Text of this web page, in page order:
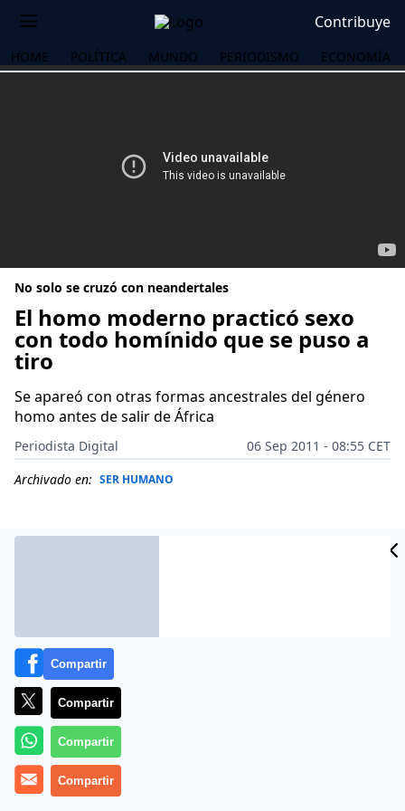
Contribuye
HOME POLÍTICA MUNDO PERIODISMO ECONOMÍA
No solo se cruzó con neandertales
El homo moderno practicó sexo
con todo homínido que se puso a
tiro
Se apareó con otras formas ancestrales del género
homo antes de salir de África
Periodista Digital
06 Sep 2011 - 08:55 CET
Archivado en: SER HUMANO
Las relaciones «
modernos y neandertales están bien documentadas.
Compartir
Compartir
Compartir
Compartir